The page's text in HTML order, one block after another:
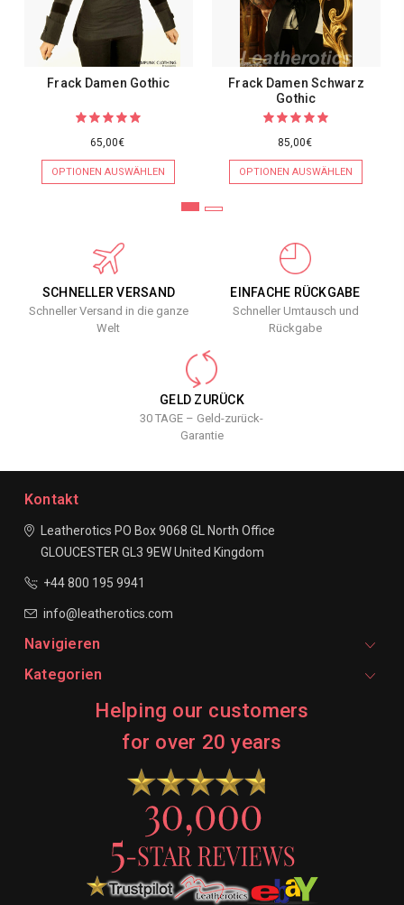
Frack Damen Gothic
65,00€
OPTIONEN AUSWÄHLEN
Frack Damen Schwarz
Gothic
85,00€
OPTIONEN AUSWÄHLEN
SCHNELLER VERSAND
Schneller Versand in die ganze
Welt
EINFACHE RÜCKGABE
Schneller Umtausch und
Rückgabe
GELD ZURÜCK
30 TAGE – Geld-zurück-
Garantie
Kontakt
Leatherotics PO Box 9068 GL North Office
GLOUCESTERGL3 9EWUnited Kingdom
+44 800 195 9941
info@leatherotics.com
Navigieren
Kategorien
Helping our customers
for over 20 years